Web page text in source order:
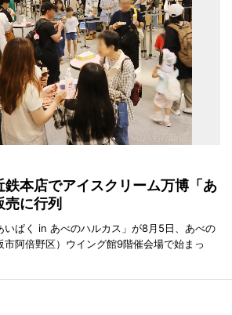
鉄本店でアイスクリーム万博「あ
に行列
いぱく in あべのハルカス」が8月5日、あべの
阿倍野区）ウイング館9階催会場で始まっ